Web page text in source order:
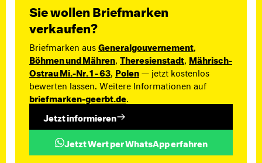
Sie wollen Briefmarken
verkaufen?
Briefmarken ausGeneralgouvernement
Böhmen und Mähren Theresienstadt Mährisch-
Ostrau Mi.-Nr. 1 - 63 Polen— jetzt kostenlos
bewerten lassen. Weitere Informationen auf
briefmarken-geerbt.de
Jetzt informieren
Jetzt Wert per WhatsApp erfahren